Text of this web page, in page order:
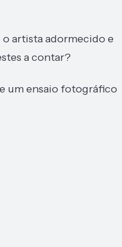
artista adormecido e
a contar?
um ensaio fotográfico